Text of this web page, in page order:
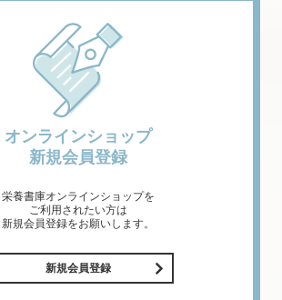
オンラインショップ
新規会員登録
栄養書庫オンラインショップを
ご利用されたい方は
新規会員登録をお願いします。
新規会員登録